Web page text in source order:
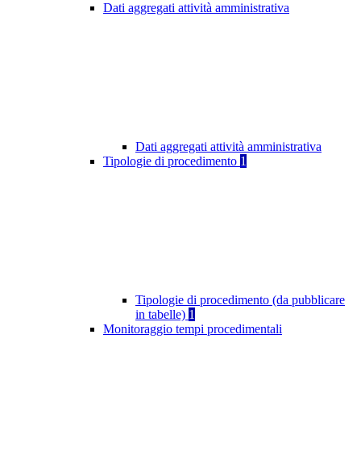
Dati aggregati attività amministrativa
Dati aggregati attività amministrativa
Tipologie di procedimento 1
Tipologie di procedimento (da pubblicare
in tabelle) 1
Monitoraggio tempi procedimentali